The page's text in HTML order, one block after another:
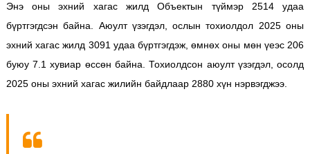
Энэ оны эхний хагас жилд Объектын түймэр 2514 удаа
бүртгэгдсэн байна. Аюулт үзэгдэл, ослын тохиолдол 2025 оны
эхний хагас жилд 3091 удаа бүртгэгдэж, өмнөх оны мөн үеэс 206
буюу 7.1 хувиар өссөн байна. Тохиолдсон аюулт үзэгдэл, осолд
2025 оны эхний хагас жилийн байдлаар 2880 хүн нэрвэгджээ.